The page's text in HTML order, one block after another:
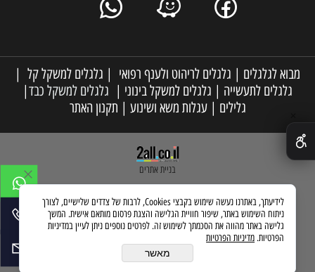
מבוא לגלגלים | גלגלים לריהוט ולענף רפואי | גלגלים למשקל קל |
גלגלים לתעשייה | גלגלים למשקל בינוני | גלגלים למשקל כבד|
גלילים |עגלות משא ושינוע | תקנון האתר
בניית אתרים
לידיעתך, באתרנו נעשה שימוש בקבצי Cookies, לרבות של צדדים שלישיים, לצורך
ניתוח השימוש באתר, שיפור חוויית הגלישה והצגת פרסום מותאם אישית. המשך
גלישה באתר מהווה את הסכמתך לשימוש זה. לפרטים נוספים ניתן לעיין במדיניות
הפרטיות. מדיניות הפרטיות
מאשר